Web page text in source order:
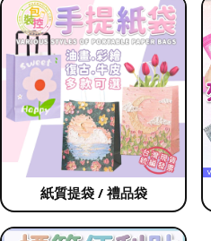
紙質提袋 / 禮品袋